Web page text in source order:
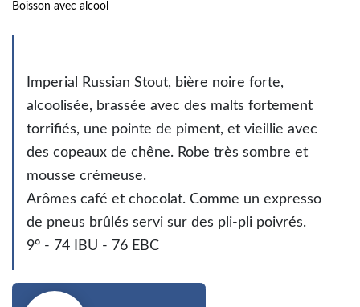
Boisson avec alcool
Imperial Russian Stout, bière noire forte,
alcoolisée, brassée avec des malts fortement
torrifiés, une pointe de piment, et vieillie avec
des copeaux de chêne. Robe très sombre et
mousse crémeuse.
Arômes café et chocolat. Comme un expresso
de pneus brûlés servi sur des pli-pli poivrés.
9° - 74 IBU - 76 EBC